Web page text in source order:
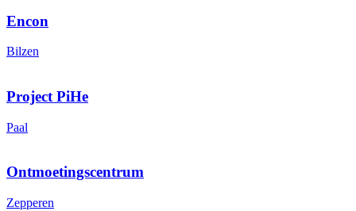
Encon
Bilzen
Project PiHe
Paal
Ontmoetingscentrum
Zepperen